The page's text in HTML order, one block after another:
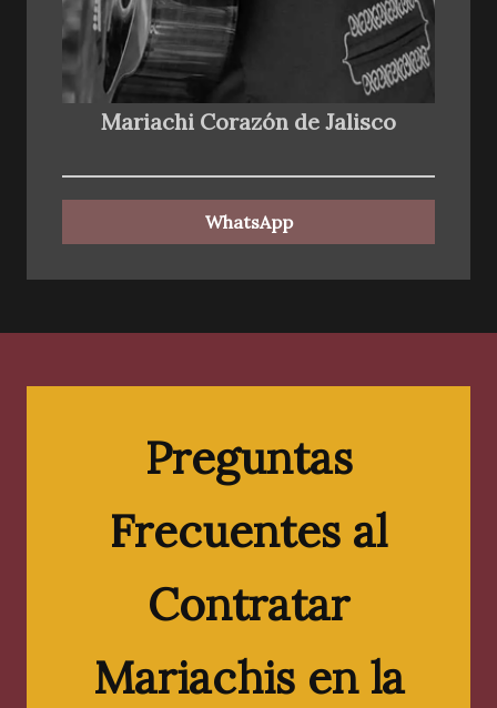
Mariachi Corazón de Jalisco
WhatsApp
Preguntas
Frecuentes al
Contratar
Mariachis en la